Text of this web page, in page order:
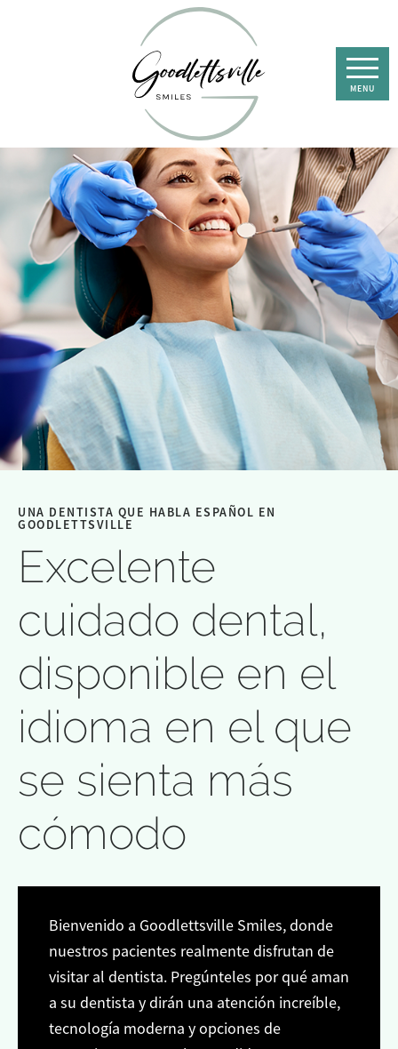
UNA DENTISTA QUE HABLA ESPAÑOL EN
GOODLETTSVILLE
Excelente
cuidado dental,
disponible en el
idioma en el que
se sienta más
cómodo
Bienvenido a Goodlettsville Smiles, donde
nuestros pacientes realmente disfrutan de
visitar al dentista. Pregúnteles por qué aman
a su dentista y dirán una atención increíble,
tecnología moderna y opciones de